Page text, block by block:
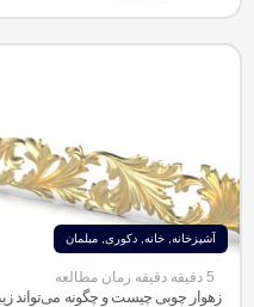
آشپزخانه خانه دکوری مبلمان
5 دقیقه دقیقه زمان مطالعه
زهوار چوبی چیست و چگونه می‌تواند